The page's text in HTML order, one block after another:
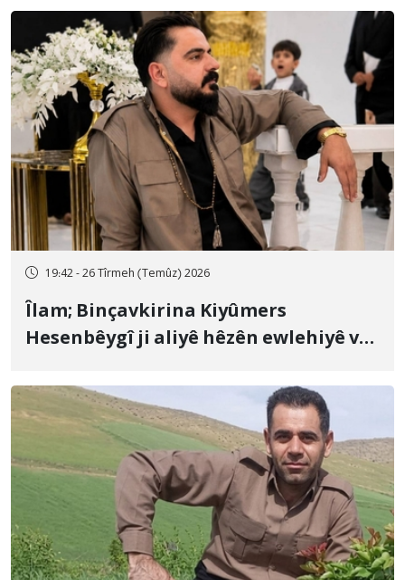
19:42 - 26 Tîrmeh (Temûz) 2026
Îlam; Binçavkirina Kiyûmers
Hesenbêygî ji aliyê hêzên ewlehiyê ve